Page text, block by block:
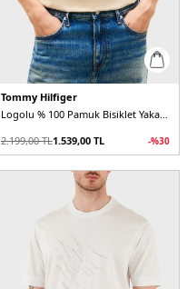
Tommy Hilfiger
Logolu % 100 Pamuk Bisiklet Yaka Erkek T Shirt
2.199,00TL1.539,00 TL -%30